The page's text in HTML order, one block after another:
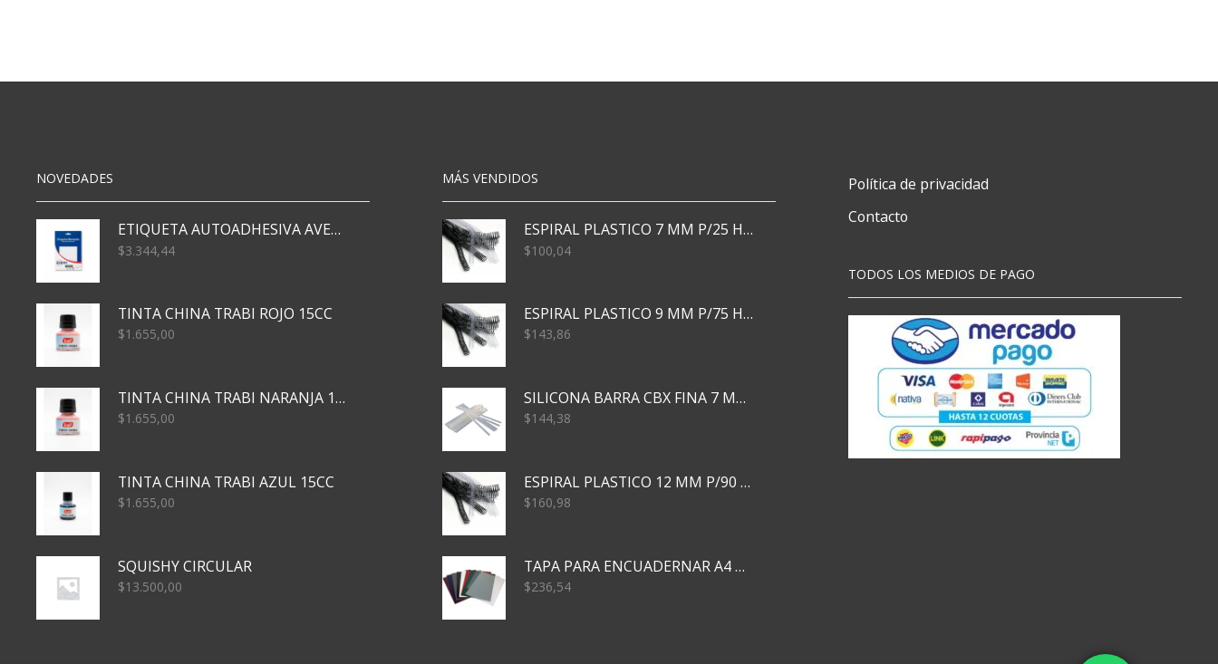
cantidad
X50
cantidad
cantidad
NOVEDADES
ETIQUETA AUTOADHESIVA AVERY 3026 30H 20 X 70
$3.344,44
TINTA CHINA TRABI ROJO 15CC
$1.655,00
TINTA CHINA TRABI NARANJA 15CC
$1.655,00
TINTA CHINA TRABI AZUL 15CC
$1.655,00
SQUISHY CIRCULAR
$13.500,00
MÁS VENDIDOS
ESPIRAL PLASTICO 7 MM P/25 HJS X50x3000
$100,04
ESPIRAL PLASTICO 9 MM P/75 HJS X50X2400
$143,86
SILICONA BARRA CBX FINA 7 MM 28 CM
$144,38
ESPIRAL PLASTICO 12 MM P/90 HJS X50X1500
$160,98
TAPA PARA ENCUADERNAR A4 TRANSP x50x500
$236,54
Política de privacidad
Contacto
TODOS LOS MEDIOS DE PAGO